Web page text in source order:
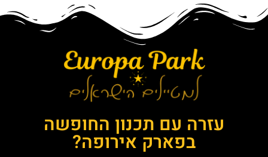
עזרה עם תכנון החופשה
בפארק אירופה?